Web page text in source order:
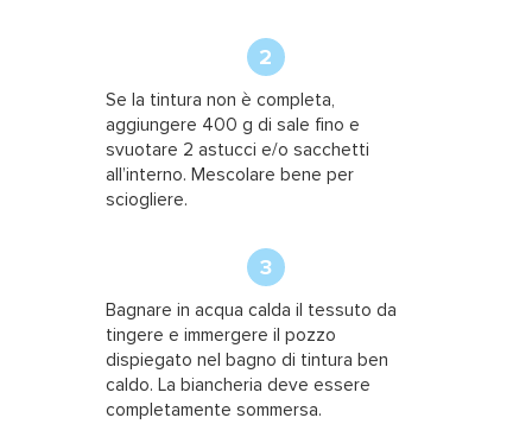
2
Se la tintura non è completa,
aggiungere 400 g di sale fino e
svuotare 2 astucci e/o sacchetti
all’interno. Mescolare bene per
sciogliere.
3
Bagnare in acqua calda il tessuto da
tingere e immergere il pozzo
dispiegato nel bagno di tintura ben
caldo. La biancheria deve essere
completamente sommersa.